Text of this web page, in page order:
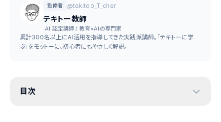
監修者 @tekitoo_T_cher
テキトー教師
.AI 認定講師 / 教育×AIの専門家
累計300名以上にAI活用を指導してきた実践派講師。「テキトーに学
ぶ」をモットーに、初心者にもやさしく解説。
目次